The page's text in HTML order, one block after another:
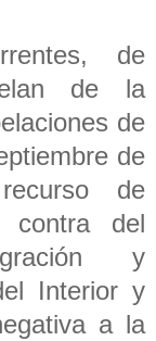
de
de la
de
de
de
contra del
y
Interior y
a la